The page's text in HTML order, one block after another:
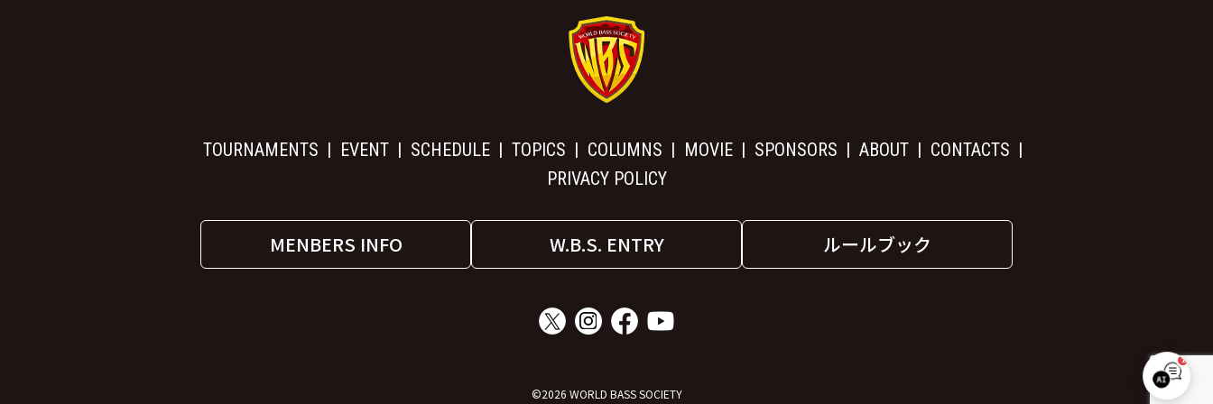
TOURNAMENTS EVENT SCHEDULE TOPICS COLUMNS MOVIE SPONSORS ABOUT
CONTACTS
PRIVACY POLICY
MENBERS INFO W.B.S. ENTRY ルールブック
©2026 WORLD BASS SOCIETY
1